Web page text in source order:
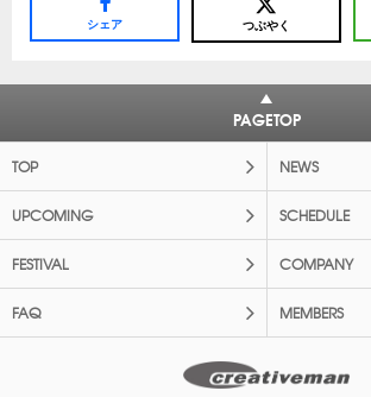
シェア つぶやく
PAGETOP
TOP NEWS
UPCOMING SCHEDULE
FESTIVAL COMPANY
FAQ MEMBERS